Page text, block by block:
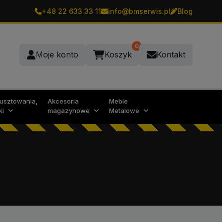
+48 22 633 33 11 info@bmserwis.pl Blog
Moje konto Koszyk
0
Kontakt
Akcesoria
magazynowe
Meble
Metalowe